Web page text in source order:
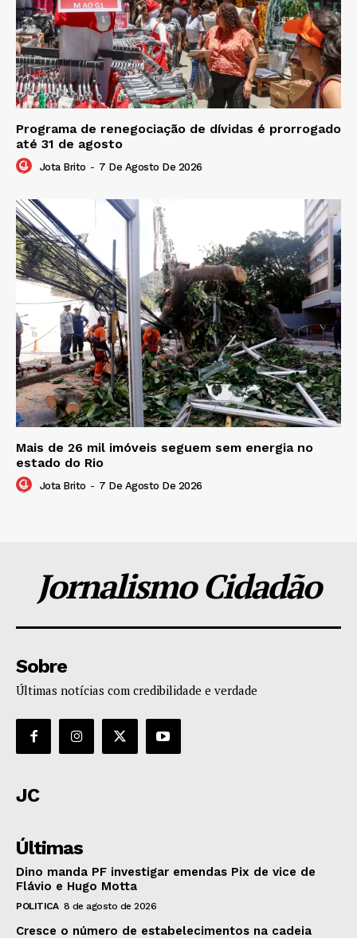
Programa de renegociação de dívidas é prorrogado
até 31 de agosto
Jota Brito - 7 De Agosto De 2026
Mais de 26 mil imóveis seguem sem energia no
estado do Rio
Jota Brito - 7 De Agosto De 2026
Jornalismo Cidadão
Sobre
Últimas notícias com credibilidade e verdade
JC
Últimas
Dino manda PF investigar emendas Pix de vice de
Flávio e Hugo Motta
POLITICA 8 de agosto de 2026
Cresce o número de estabelecimentos na cadeia